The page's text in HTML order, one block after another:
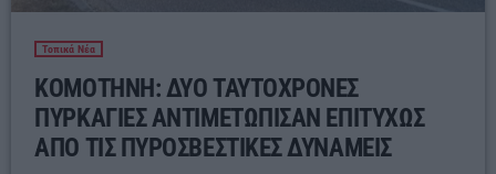
Τοπικά Νέα
ΚΟΜΟΤΗΝΗ: ΔΥΟ ΤΑΥΤΟΧΡΟΝΕΣ
ΠΥΡΚΑΓΙΕΣ ΑΝΤΙΜΕΤΩΠΙΣΑΝ ΕΠΙΤΥΧΩΣ
ΑΠΟ ΤΙΣ ΠΥΡΟΣΒΕΣΤΙΚΕΣ ΔΥΝΑΜΕΙΣ